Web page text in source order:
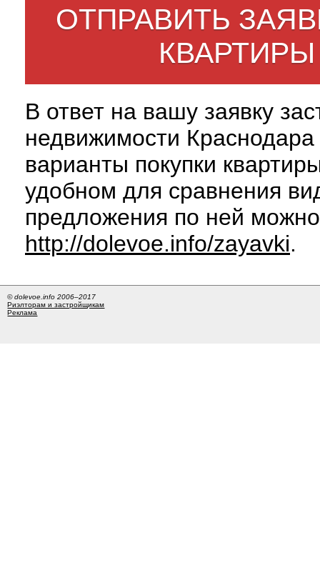
ОТПРАВИТЬ
В ответ на вашу заявку
недвижимости
варианты покупки
удобном для сравнения
предложения по ней
http://dolevoe.info/zayavki.
© dolevoe.info 2006–2017
Риэлторам и застройщикам
Реклама